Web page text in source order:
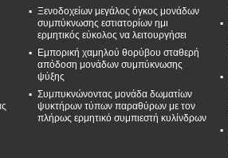
50-60HZΞενοδοχείων μεγάλος όγκος μονάδων
συμπύκνωσης εστιατορίων ημι
ερμητικός εύκολος να λειτουργήσει
Εμπορική χαμηλού θορύβου σταθερή
απόδοση μονάδων συμπύκνωσης
ψύξης
Συμπυκνώνοντας μονάδα δωματίων
ψυκτήρων τύπων παραθύρων με τον
πλήρως ερμητικό συμπιεστή κυλίνδρων